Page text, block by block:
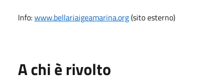
Info:www.bellariaigeamarina.org(sito esterno)
A chi è rivolto